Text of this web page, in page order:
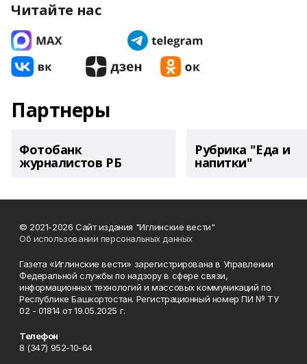
Читайте нас
Партнеры
Фотобанк
журналистов РБ
Рубрика "Еда и
напитки"
© 2021-2026 Сайт издания "Иглинские вести"
Об использовании персональных данных
Газета «Иглинские вести» зарегистрирована в Управлении
Федеральной службы по надзору в сфере связи,
информационных технологий и массовых коммуникаций по
Республике Башкортостан. Регистрационный номер ПИ № ТУ
02 - 01814 от 19.05.2025 г.
Телефон
8 (347) 952-10-64